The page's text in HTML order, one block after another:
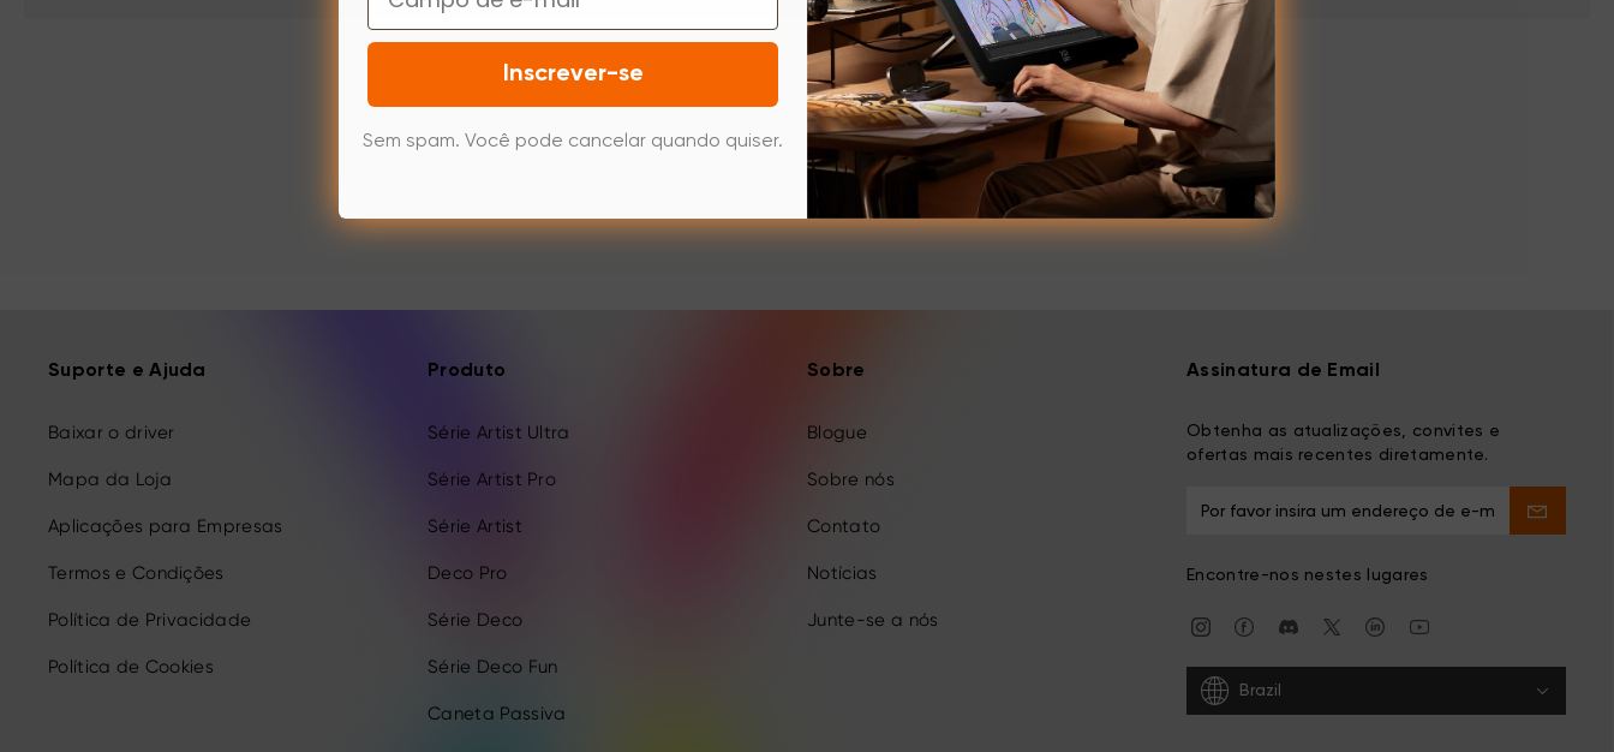
Suporte e Ajuda
Baixar o driver
Mapa da Loja
Aplicações para Empresas
Termos e Condições
Política de Privacidade
Política de Cookies
Produto
Série Artist Ultra
Série Artist Pro
Série Artist
Deco Pro
Série Deco
Série Deco Fun
Caneta Passiva
Sobre
Blogue
Sobre nós
Contato
Notícias
Junte-se a nós
Assinatura de Email
Obtenha as atualizações, convites e
ofertas mais recentes diretamente.
Encontre-nos nestes lugares
Brazil
Inscrever-se
Sem spam. Você pode cancelar quando quiser.